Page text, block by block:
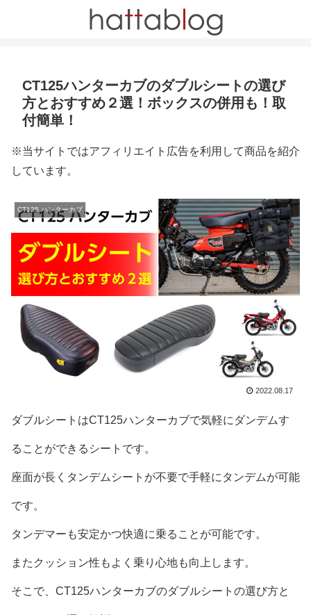
CT125ハンターカブのダブルシートの選び
方とおすすめ２選！ボックスの併用も！取
付簡単！
※当サイトではアフィリエイト広告を利用して商品を紹介
しています。
CT125 ハンターカブ
2022.08.17
ダブルシートはCT125ハンターカブで気軽にダンデムす
ることができるシートです。
座面が長くタンデムシートが不要で手軽にタンデムが可能
です。
タンデマーも安定かつ快適に乗ることが可能です。
またクッション性もよく乗り心地も向上します。
そこで、CT125ハンターカブのダブルシートの選び方と